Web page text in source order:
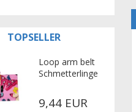
TOPSELLER
Loop arm belt
Schmetterlinge
9,44 EUR